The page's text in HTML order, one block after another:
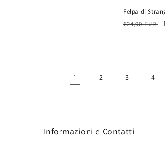
Felpa di
Prezzo
€24,90 EUR
1 2 3 4
Informazioni e Contatti